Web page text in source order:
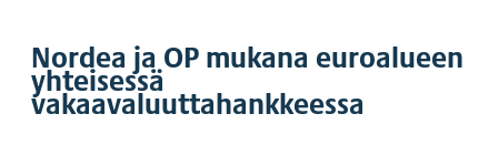
Nordea ja OP mukana euroalueen
yhteisessä
vakaavaluuttahankkeessa